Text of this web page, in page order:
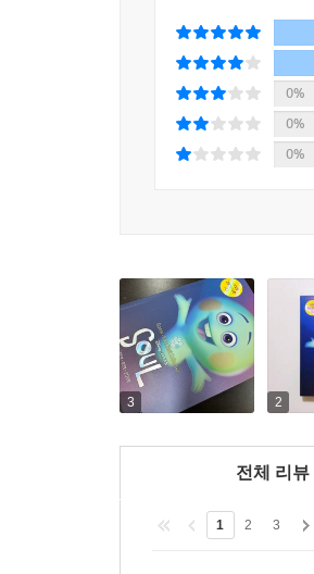
0%
0%
0%
3 2
전체 리뷰
1 2 3